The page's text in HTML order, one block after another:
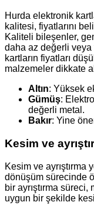
Hurda elektronik
kalitesi, fiyatlarını
Kaliteli bileşenler,
daha az değerli veya
kartların fiyatları
malzemeler dikkate
Altın: Yüksek
Gümüş:
değerli metal.
Bakır: Yine
Kesim ve
Kesim ve ayrıştırma
dönüşüm sürecinde
bir ayrıştırma
uygun bir şekilde